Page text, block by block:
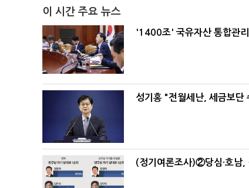
이 시간 주요 뉴스
'1400조' 국유자산 통합관
성기홍 "전월세난, 세금보단
(정기여론조사)②당심·호남,